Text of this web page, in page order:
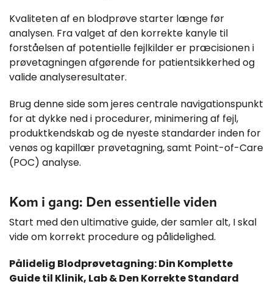
Kvaliteten af en blodprøve starter længe før
analysen. Fra valget af den korrekte kanyle til
forståelsen af potentielle fejlkilder er præcisionen i
prøvetagningen afgørende for patientsikkerhed og
valide analyseresultater.
Brug denne side som jeres centrale navigationspunkt
for at dykke ned i procedurer, minimering af fejl,
produktkendskab og de nyeste standarder inden for
venøs og kapillær prøvetagning, samt Point-of-Care
(POC) analyse.
Kom i gang: Den essentielle viden
Start med den ultimative guide, der samler alt, I skal
vide om korrekt procedure og pålidelighed.
Pålidelig Blodprøvetagning: Din Komplette
Guide til Klinik, Lab & Den Korrekte Standard